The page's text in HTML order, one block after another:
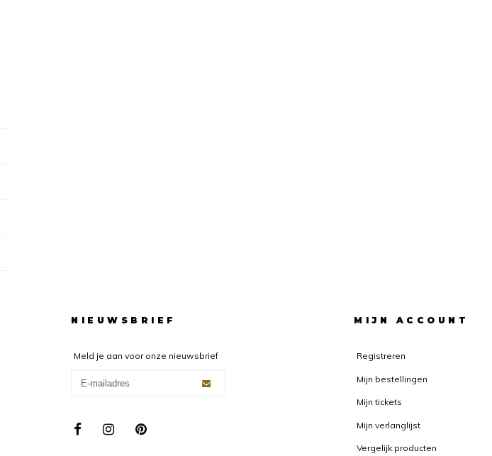
NIEUWSBRIEF
Meld je aan voor onze nieuwsbrief
MIJN ACCOUNT
Registreren
Mijn bestellingen
Mijn tickets
Mijn verlanglijst
Vergelijk producten